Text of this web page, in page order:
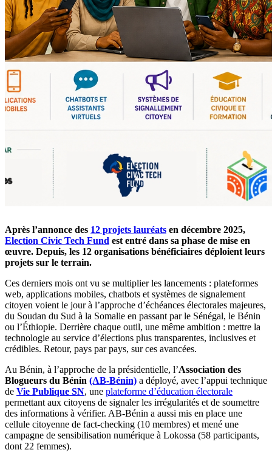
Après l’annonce des 12 projets lauréats en décembre 2025,
Election Civic Tech Fund est entré dans sa phase de mise en
œuvre. Depuis, les 12 organisations bénéficiaires déploient leurs
projets sur le terrain.
Ces derniers mois ont vu se multiplier les lancements : plateformes
web, applications mobiles, chatbots et systèmes de signalement
citoyen voient le jour à l’approche d’échéances électorales majeures,
du Soudan du Sud à la Somalie en passant par le Sénégal, le Bénin
ou l’Éthiopie. Derrière chaque outil, une même ambition : mettre la
technologie au service d’élections plus transparentes, inclusives et
crédibles. Retour, pays par pays, sur ces avancées.
Au Bénin, à l’approche de la présidentielle, l’Association des
Blogueurs du Bénin (AB-Bénin) a déployé, avec l’appui technique
de Vie Publique SN, une plateforme d’éducation électorale
permettant aux citoyens de signaler les irrégularités et de soumettre
des informations à vérifier. AB-Bénin a aussi mis en place une
cellule citoyenne de fact-checking (10 membres) et mené une
campagne de sensibilisation numérique à Lokossa (58 participants,
dont 22 femmes).